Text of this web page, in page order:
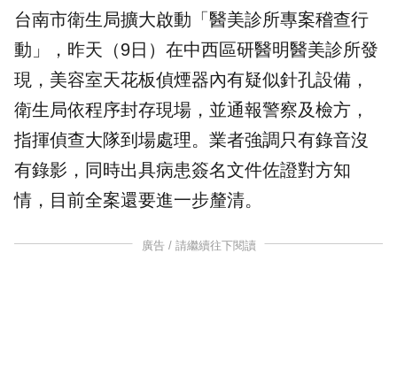
台南市衛生局擴大啟動「 醫美診所專案稽查行
動」，昨天（9日）在中西區研醫明醫美診所發
現，美容室天花板偵煙器內有疑似針孔設備，
衛生局依程序封存現場，並通報警察及檢方，
指揮偵查大隊到場處理。業者強調只有錄音沒
有錄影，同時出具病患簽名文件佐證對方知
情，目前全案還要進一步釐清。
廣告 / 請繼續往下閱讀